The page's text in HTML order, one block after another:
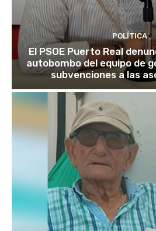
POLÍTICA
El PSOE Puerto Real
autobombo del equipo de
subvenciones a las